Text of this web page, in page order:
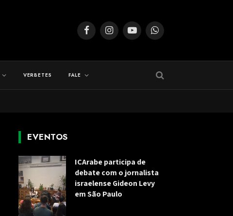
FacebookInstagramYouTubeWhatsApp
VERBETES FALE
EVENTOS
ICArabe participa de
debate com o jornalista
israelense Gideon Levy
em São Paulo